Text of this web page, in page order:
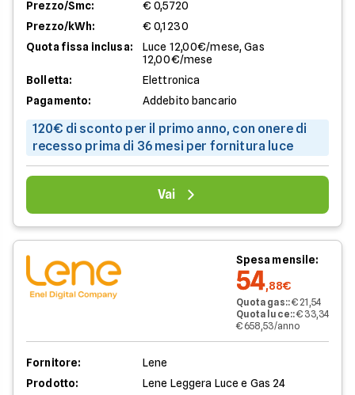
Prezzo/Smc:
€ 0,5720
Prezzo/kWh:
€ 0,1230
Quota fissa inclusa:
Luce 12,00€/mese, Gas
12,00€/mese
Bolletta:
Elettronica
Pagamento:
Addebito bancario
120€ di sconto per il primo anno, con onere di
recesso prima di 36 mesi per fornitura luce
Vai
Spesa mensile:
54,88€
Quota gas::€ 21,54
Quota luce::€ 33,34
€ 658,53/anno
Fornitore:
Lene
Prodotto:
Lene Leggera Luce e Gas 24